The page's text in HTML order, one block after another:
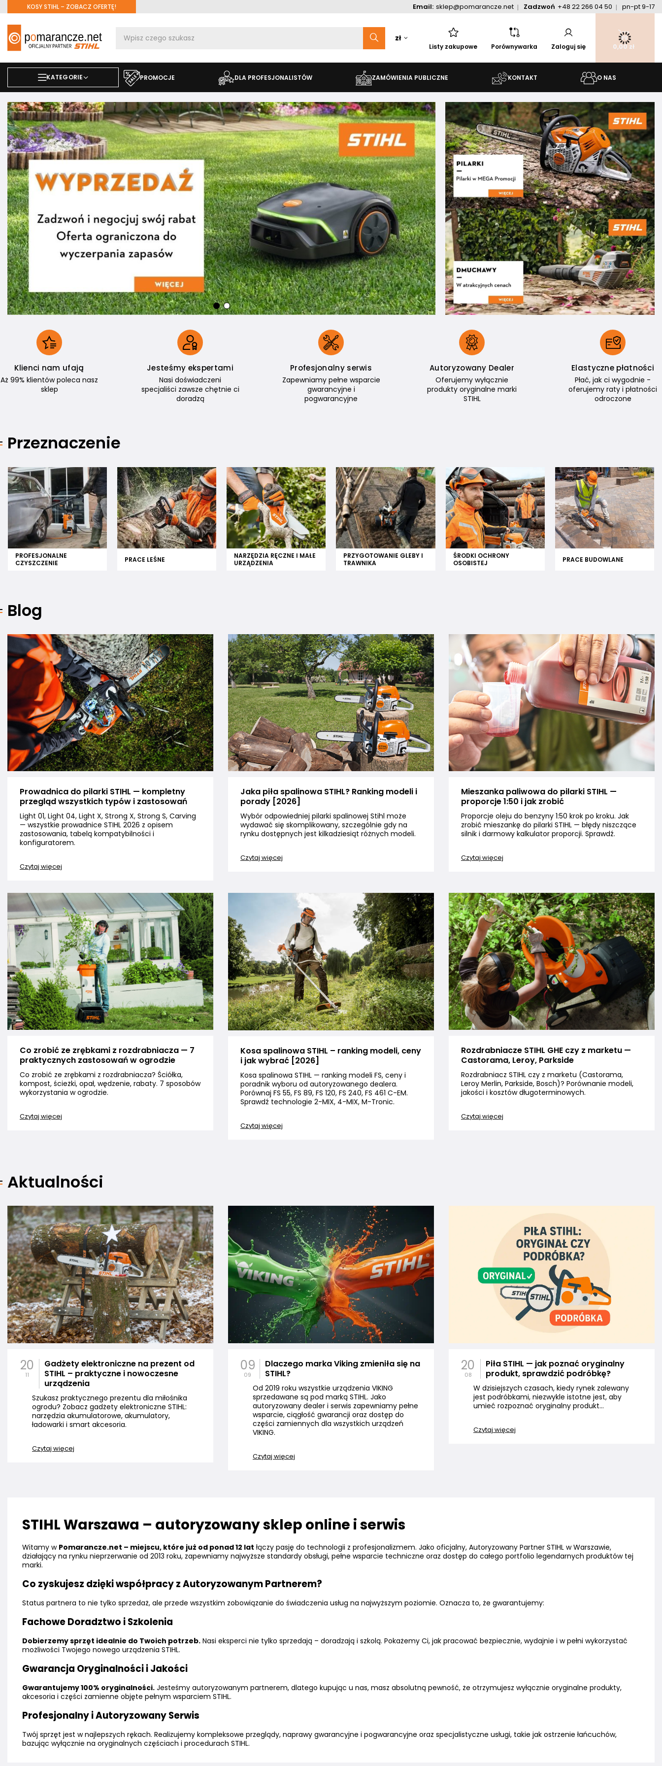
KOSY STIHL – ZOBACZ OFERTĘ! Email: sklep@pomarancze.net Zadzwoń +48 22 266 04 50 pn-pt 9-17
zł
Listy zakupowe Porównywarka Zaloguj się 0,00 zł
KATEGORIE PROMOCJE DLA PROFESJONALISTÓW ZAMÓWIENIA PUBLICZNE KONTAKT O NAS
Klienci nam ufają
Aż 99% klientów poleca nasz
sklep
Jesteśmy ekspertami
Nasi doświadczeni
specjaliści zawsze chętnie ci
doradzą
Profesjonalny serwis
Zapewniamy pełne wsparcie
gwarancyjne i
pogwarancyjne
Autoryzowany Dealer
Oferujemy wyłącznie
produkty oryginalne marki
STIHL
Elastyczne płatności
Płać, jak ci wygodnie -
oferujemy raty i płatności
odroczone
Przeznaczenie
PROFESJONALNE
CZYSZCZENIE
PRACE LEŚNE
NARZĘDZIA RĘCZNE I MAŁE
URZĄDZENIA
PRZYGOTOWANIE GLEBY I
TRAWNIKA
ŚRODKI OCHRONY
OSOBISTEJ
PRACE BUDOWLANE
Blog
Prowadnica do pilarki STIHL — kompletny
przegląd wszystkich typów i zastosowań
Light 01, Light 04, Light X, Strong X, Strong S, Carving
— wszystkie prowadnice STIHL 2026 z opisem
zastosowania, tabelą kompatybilności i
konfiguratorem.
Czytaj więcej
Jaka piła spalinowa STIHL? Ranking modeli i
porady [2026]
Wybór odpowiedniej pilarki spalinowej Stihl może
wydawać się skomplikowany, szczególnie gdy na
rynku dostępnych jest kilkadziesiąt różnych modeli.
Czytaj więcej
Mieszanka paliwowa do pilarki STIHL —
proporcje 1:50 i jak zrobić
Proporcje oleju do benzyny 1:50 krok po kroku. Jak
zrobić mieszankę do pilarki STIHL — błędy niszczące
silnik i darmowy kalkulator proporcji. Sprawdź.
Czytaj więcej
Co zrobić ze zrębkami z rozdrabniacza — 7
praktycznych zastosowań w ogrodzie
Co zrobić ze zrębkami z rozdrabniacza? Ściółka,
kompost, ścieżki, opał, wędzenie, rabaty. 7 sposobów
wykorzystania w ogrodzie.
Czytaj więcej
Kosa spalinowa STIHL – ranking modeli, ceny
i jak wybrać [2026]
Kosa spalinowa STIHL — ranking modeli FS, ceny i
poradnik wyboru od autoryzowanego dealera.
Porównaj FS 55, FS 89, FS 120, FS 240, FS 461 C-EM.
Sprawdź technologie 2-MIX, 4-MIX, M-Tronic.
Czytaj więcej
Rozdrabniacze STIHL GHE czy z marketu —
Castorama, Leroy, Parkside
Rozdrabniacz STIHL czy z marketu (Castorama,
Leroy Merlin, Parkside, Bosch)? Porównanie modeli,
jakości i kosztów długoterminowych.
Czytaj więcej
Aktualności
20
11
Gadżety elektroniczne na prezent od
STIHL – praktyczne i nowoczesne
urządzenia
Szukasz praktycznego prezentu dla miłośnika
ogrodu? Zobacz gadżety elektroniczne STIHL:
narzędzia akumulatorowe, akumulatory,
ładowarki i smart akcesoria.
Czytaj więcej
09
09
Dlaczego marka Viking zmieniła się na
STIHL?
Od 2019 roku wszystkie urządzenia VIKING
sprzedawane są pod marką STIHL. Jako
autoryzowany dealer i serwis zapewniamy pełne
wsparcie, ciągłość gwarancji oraz dostęp do
części zamiennych dla wszystkich urządzeń
VIKING.
Czytaj więcej
20
08
Piła STIHL — jak poznać oryginalny
produkt, sprawdzić podróbkę?
W dzisiejszych czasach, kiedy rynek zalewany
jest podróbkami, niezwykle istotne jest, aby
umieć rozpoznać oryginalny produkt...
Czytaj więcej
STIHL Warszawa – autoryzowany sklep online i serwis
Witamy w Pomarancze.net – miejscu, które już od ponad 12 lat łączy pasję do technologii z profesjonalizmem. Jako oficjalny, Autoryzowany Partner STIHL w Warszawie,
działający na rynku nieprzerwanie od 2013 roku, zapewniamy najwyższe standardy obsługi, pełne wsparcie techniczne oraz dostęp do całego portfolio legendarnych produktów tej
marki.
Co zyskujesz dzięki współpracy z Autoryzowanym Partnerem?
Status partnera to nie tylko sprzedaż, ale przede wszystkim zobowiązanie do świadczenia usług na najwyższym poziomie. Oznacza to, że gwarantujemy:
Fachowe Doradztwo i Szkolenia
Dobierzemy sprzęt idealnie do Twoich potrzeb. Nasi eksperci nie tylko sprzedają – doradzają i szkolą. Pokażemy Ci, jak pracować bezpiecznie, wydajnie i w pełni wykorzystać
możliwości Twojego nowego urządzenia STIHL.
Gwarancja Oryginalności i Jakości
Gwarantujemy 100% oryginalności. Jesteśmy autoryzowanym partnerem, dlatego kupując u nas, masz absolutną pewność, że otrzymujesz wyłącznie oryginalne produkty,
akcesoria i części zamienne objęte pełnym wsparciem STIHL.
Profesjonalny i Autoryzowany Serwis
Twój sprzęt jest w najlepszych rękach. Realizujemy kompleksowe przeglądy, naprawy gwarancyjne i pogwarancyjne oraz specjalistyczne usługi, takie jak ostrzenie łańcuchów,
bazując wyłącznie na oryginalnych częściach i procedurach STIHL.